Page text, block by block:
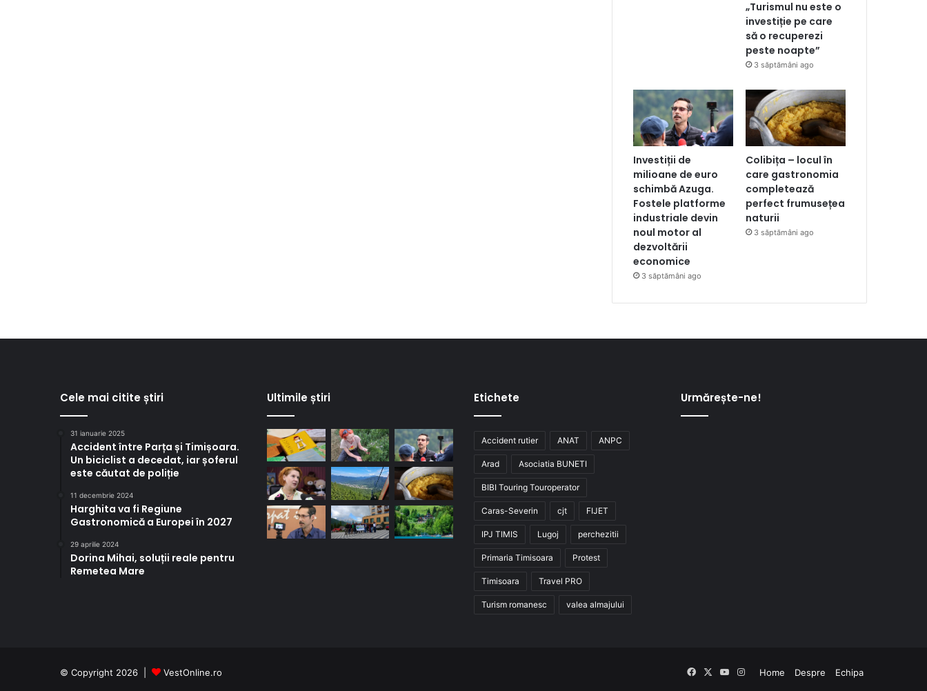
„Turismul nu este o
investiție pe care
să o recuperezi
peste noapte”
3 săptămâni ago
Investiții de
milioane de euro
schimbă Azuga.
Fostele platforme
industriale devin
noul motor al
dezvoltării
economice
3 săptămâni ago
Colibița – locul în
care gastronomia
completează
perfect frumusețea
naturii
3 săptămâni ago
Cele mai citite știri
31 ianuarie 2025
Accident între Parța și Timișoara.
Un biciclist a decedat, iar șoferul
este căutat de poliție
11 decembrie 2024
Harghita va fi Regiune
Gastronomică a Europei în 2027
29 aprilie 2024
Dorina Mihai, soluții reale pentru
Remetea Mare
Ultimile știri Etichete
Accident rutier ANAT ANPC
Arad Asociatia BUNETI
BIBI Touring Touroperator
Caras-Severin cjt FIJET
IPJ TIMIS Lugoj perchezitii
Primaria Timisoara Protest
Timisoara Travel PRO
Turism romanesc valea almajului
Urmărește-ne!
© Copyright 2026 | VestOnline.ro Home Despre Echipa
FacebookYouTube
Instagram